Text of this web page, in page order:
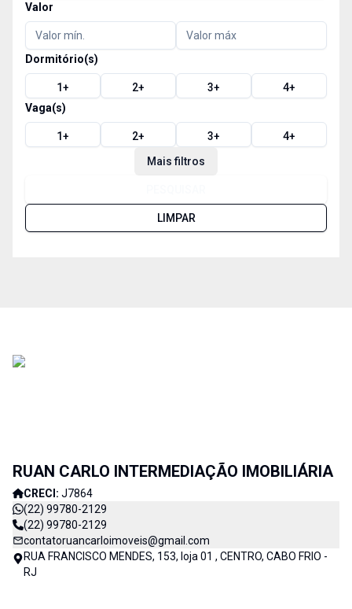
Valor
Dormitório(s)
1+ 2+ 3+ 4+
Vaga(s)
1+ 2+ 3+ 4+
Mais filtros
LIMPAR
RUAN CARLO INTERMEDIAÇÃO IMOBILIÁRIA
CRECI: J7864
(22) 99780-2129
(22) 99780-2129
contatoruancarloimoveis@gmail.com
RUA FRANCISCO MENDES, 153, loja 01 , CENTRO, CABO FRIO -
RJ